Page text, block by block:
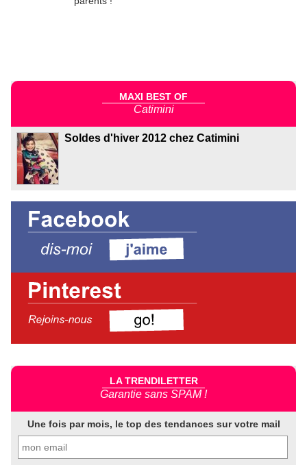
MAXI BEST OF
Catimini
Soldes d'hiver 2012 chez Catimini
LA TRENDILETTER
Garantie sans SPAM !
Une fois par mois, le top des tendances sur votre mail